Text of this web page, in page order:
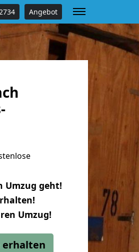
Angebot
Umzug geht!
Umzug!
erhalten